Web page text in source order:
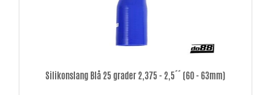
Silikonslang Blå 25 grader 2,375 - 2,5´´ (60 - 63mm)